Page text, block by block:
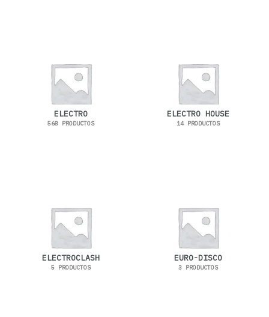
ELECTRO
568 PRODUCTOS
ELECTRO HOUSE
14 PRODUCTOS
ELECTROCLASH
5 PRODUCTOS
EURO-DISCO
3 PRODUCTOS